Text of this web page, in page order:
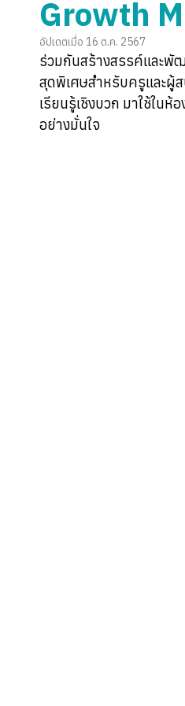
Growth
อัปเดตเมื่อ 16 ต.ค. 2567
ร่วมกันสร้างสรรค์และพั
สุดพิเศษสำหรับครูและผู้
เรียนรู้เชิงบวก มาใช้ใน
อย่างมั่นใจ